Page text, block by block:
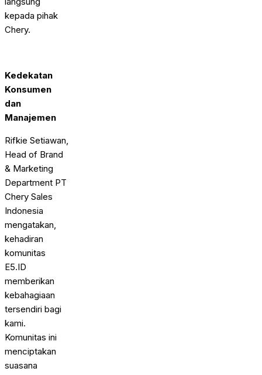
kepada pihak
Chery.
Kedekatan
Konsumen
dan
Manajemen
Rifkie Setiawan,
Head of Brand
& Marketing
Department PT
Chery Sales
Indonesia
mengatakan,
kehadiran
komunitas
E5.ID
memberikan
kebahagiaan
tersendiri bagi
kami.
Komunitas ini
menciptakan
suasana